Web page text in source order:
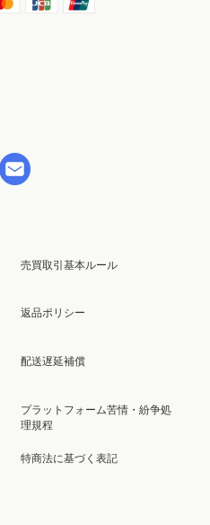
売買取引基本ルール
返品ポリシー
配送遅延補償
プラットフォーム苦情・紛争処
理規程
特商法に基づく表記